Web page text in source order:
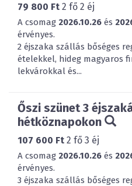
79 800 Ft 2 fő 2 éj
A csomag 2026.10.26 és
érvényes.
2 éjszaka szállás bőséges
ételekkel, hideg magyaros
lekvárokkal és...
Őszi szünet 3
hétköznapokon
107 600 Ft 2 fő 3 éj
A csomag 2026.10.26 és
érvényes.
3 éjszaka szállás bőséges